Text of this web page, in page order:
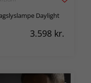
Daylight
3.598 kr.